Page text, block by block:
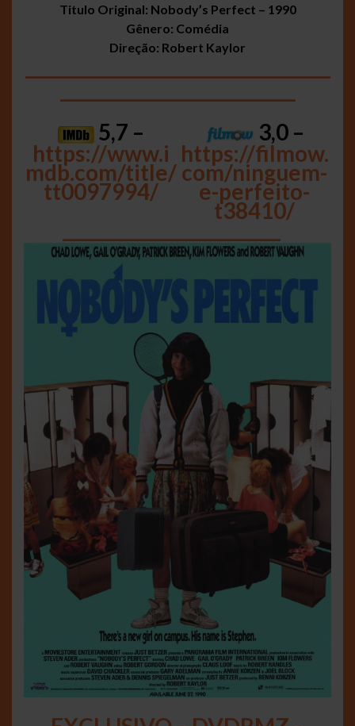
Titulo Original: Nobody’s Perfect – 1990
Gênero: Comédia
Direção: Robert Kaylor
5,7 –
https://www.i
mdb.com/title/
tt0097994/
3,0 –
https://filmow.
com/ninguem-
e-perfeito-
t38410/